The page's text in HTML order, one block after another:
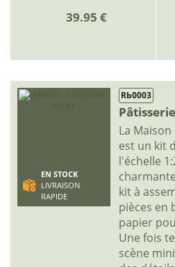
39.95 €
EN STOCK
LIVRAISON
RAPIDE
Rb0003
La
est un kit
l'échelle
kit à
pièces en
papier
Une fois
scène